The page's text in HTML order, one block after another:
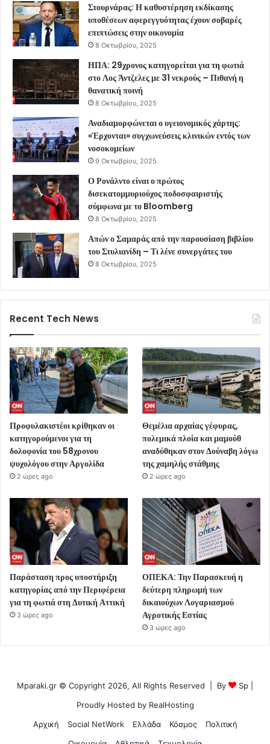
Στουρνάρας: Η καθυστέρηση εκδίκασης
υποθέσεων αφερεγγυότητας έχουν σοβαρές
επιπτώσεις στην οικονομία
8 Οκτωβρίου, 2025
ΗΠΑ: 29χρονος κατηγορείται για τη φωτιά
στο Λος Άντζελες με 31 νεκρούς – Πιθανή η
θανατική ποινή
8 Οκτωβρίου, 2025
Αναδιαμορφώνεται ο υγειονομικός χάρτης:
«Έρχονται» συγχωνεύσεις κλινικών εντός των
νοσοκομείων
9 Οκτωβρίου, 2025
Ο Ρονάλντο είναι ο πρώτος
δισεκατομμυριούχος ποδοσφαιριστής
σύμφωνα με το Bloomberg
8 Οκτωβρίου, 2025
Απών ο Σαμαράς από την παρουσίαση βιβλίου
του Στυλιανίδη – Τι λένε συνεργάτες του
8 Οκτωβρίου, 2025
Recent Tech News
Προφυλακιστέοι κρίθηκαν οι
κατηγορούμενοι για τη
δολοφονία του 58χρονου
ψυχολόγου στην Αργολίδα
2 ώρες ago
Θεμέλια αρχαίας γέφυρας,
πολεμικά πλοία και μαμούθ
αναδύθηκαν στον Δούναβη λόγω
της χαμηλής στάθμης
2 ώρες ago
Παράσταση προς υποστήριξη
κατηγορίας από την Περιφέρεια
για τη φωτιά στη Δυτική Αττική
3 ώρες ago
ΟΠΕΚΑ: Την Παρασκευή η
δεύτερη πληρωμή των
δικαιούχων Λογαριασμού
Αγροτικής Εστίας
3 ώρες ago
Mparaki.gr © Copyright 2026, All Rights Reserved | By Sp
Proudly Hosted by RealHosting
Αρχική
Social NetWork Ελλάδα Κόσμος
Πολιτική